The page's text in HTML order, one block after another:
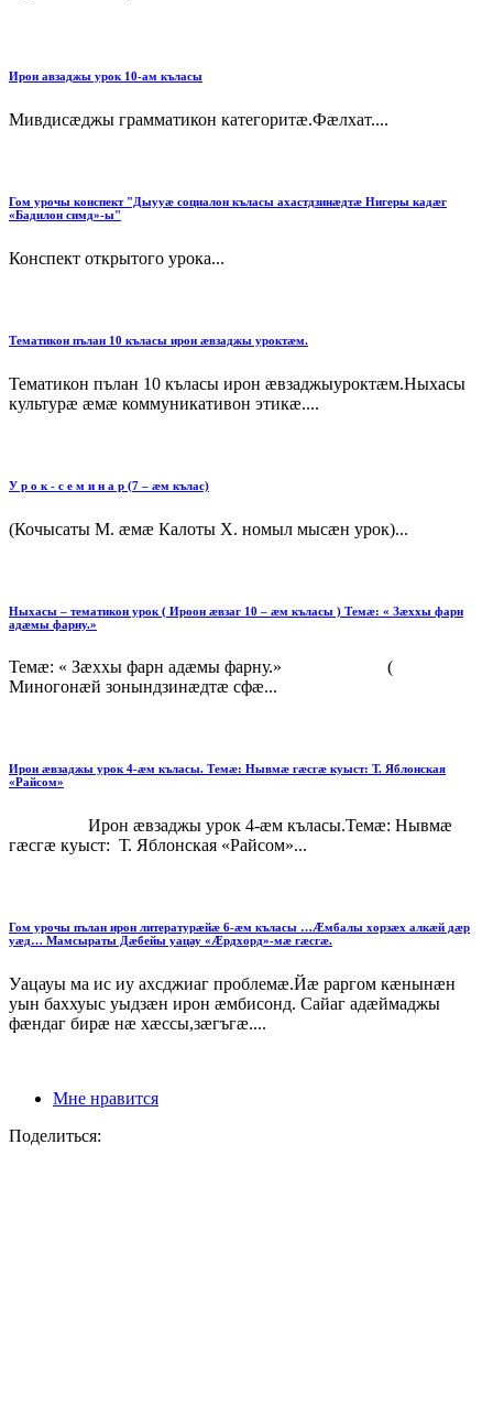
Ирон авзаджы урок 10-ам къласы
Мивдисæджы грамматикон категоритæ.Фæлхат....
Гом урочы конспект "Дыууæ социалон къласы ахастдзинæдтæ Нигеры кадæг
«Бадилон симд»-ы"
Конспект открытого урока...
Тематикон пълан 10 къласы ирон æвзаджы уроктæм.
Тематикон пълан 10 къласы ирон æвзаджыуроктæм.Ныхасы
культурæ æмæ коммуникативон этикæ....
У р о к - с е м и н а р (7 – æм кълас)
(Кочысаты М. æмæ Калоты Х. номыл мысæн урок)...
Ныхасы – тематикон урок ( Ироон æвзаг 10 – æм къласы ) Темæ: « Зæххы фарн
адæмы фарну.»
Темæ: « Зæххы фарн адæмы фарну.» (
Миногонæй зонындзинæдтæ сфæ...
Ирон æвзаджы урок 4-æм къласы. Темæ: Нывмæ гæсгæ куыст: Т. Яблонская
«Райсом»
Ирон æвзаджы урок 4-æм къласы.Темæ: Нывмæ
гæсгæ куыст: Т. Яблонская «Райсом»...
Гом урочы пълан ирон литературæйæ 6-æм къласы …Æмбалы хорзæх алкæй дæр
уæд… Мамсыраты Дæбейы уацау «Æрдхорд»-мæ гæсгæ.
Уацауы ма ис иу ахсджиаг проблемæ.Йæ раргом кæнынæн
уын баххуыс уыдзæн ирон æмбисонд. Сайаг адæймаджы
фæндаг бирæ нæ хæссы,зæгъгæ....
Мне нравится
Поделиться: